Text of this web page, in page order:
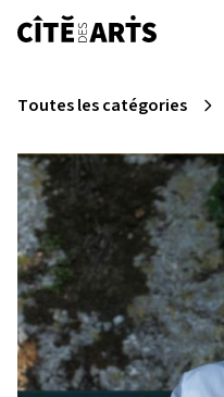
Toutes les catégories